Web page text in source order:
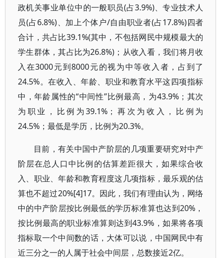
政机关事业单位中的一般职员(占3.9%)、专业技术人
员(占6.8%)、加上个体户/自由职业者(占17.8%)四者
合计，共占比39.1%(其中，不包括网民中规模最大的
学生群体，其占比为26.8%)；从收入看，我们将月收
入在3000元到8000元的视为中等收入者，占到了
24.5%。在收入、年龄、职业和教育水平这四项指标
中，年龄属性的“中间性”比例最高，为43.9%；其次
为职业，比例为39.1%；再次为收入，比例为
24.5%；最低是学历，比例为20.3%。
目前，有关中国中产阶层的几项重要研究对中产
阶层在总人口中比例的估算差距很大，如果综合收
入、职业、年龄和教育程度这几项指标，最乐观的估
算也不超过20%[4]17。因此，我们有理由认为，网络
中的中产阶层按比例最低的学历标准算也达到20%，
按比例最高的职业标准算则达到43.9%，如果将各项
指标取一个中间数的话，大体可以说，中国网民中有
近三分之一的人属于社会中间层，总数接近2亿。